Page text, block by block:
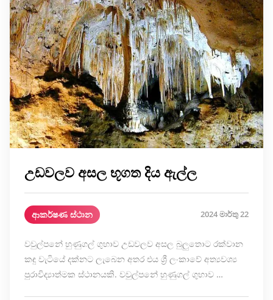
උඩවලව අසල භූගත දිය ඇල්ල
ආකර්ෂණ ස්ථාන 2024 මාර්තු 22
වවුල්පනේ හුණුගල් ගුහාව උඩවලව අසල බුලුතොට රක්වාන
කඳු වැටියේ දක්නට ලැබෙන අතර එය ශ්‍රී ලංකාවේ අත්‍යවශ්‍ය
පුරාවිද්‍යාත්මක ස්ථානයකි. වවුල්පනේ හුණුගල් ගුහාව …